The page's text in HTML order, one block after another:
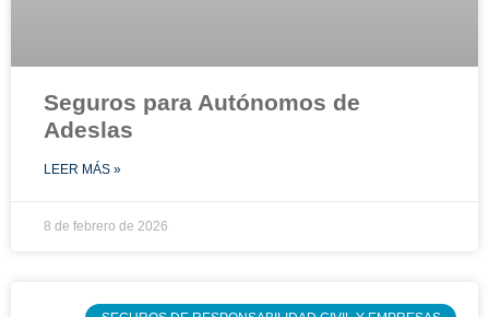
Seguros para Autónomos de
Adeslas
LEER MÁS »
8 de febrero de 2026